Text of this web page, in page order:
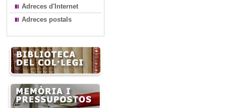
Adreces d'Internet
Adreces postals